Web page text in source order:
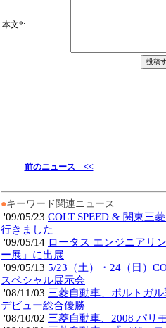
前のニュース <<
●キーワード関連ニュース
'09/05/23 COLT SPEED & 関東三
行きました
'09/05/14 ロータス エンジニアリ
ー展」に出展
'09/05/13 5/23（土）・24（日）
スペシャル展示会
'08/11/03 三菱自動車、ポルトガ
デビュー総合優勝
'08/10/02 三菱自動車、2008 パリ